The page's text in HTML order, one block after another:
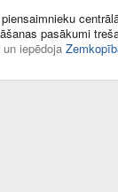
pasākumi
un iepēdoja